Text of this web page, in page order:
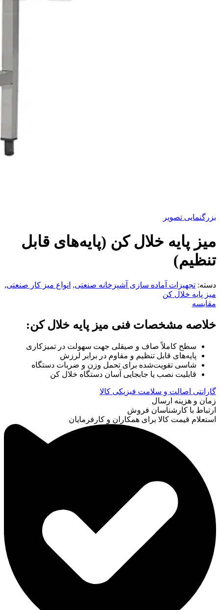
بزرگنمایی تصویر
میز پایه خلال کن (پایه‌های قابل
تنظیم)
دسته: تجهیزات آماده سازی آشپزخانه صنعتی, انواع میز کار صنعتی,
میز پایه خلال کن
مقایسه
خلاصه مشخصات فنی میز پایه خلال کن:
سطح کاملاً صاف و صیقلی جهت سهولت در تمیزکاری
پایه‌های قابل تنظیم و مقاوم در برابر لرزش
شاسی تقویت‌شده برای تحمل وزن و ضربات دستگاه
قابلیت نصب یا جابجایی آسان دستگاه خلال کن
گارانتی اصالت و سلامت فیزیکی کالا
زمان و هزینه ارسال
ارتباط با کارشناسان فروش
استعلام قیمت کالا برای همکاران و کارفرمایان